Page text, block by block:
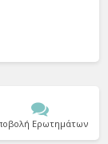
Ερωτημάτων